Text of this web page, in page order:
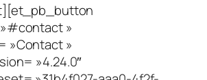
»
»Contact »
»4.24.0″